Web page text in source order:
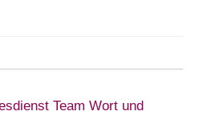
Team Wort und